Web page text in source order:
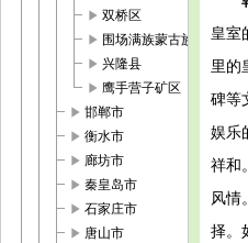
play_arrow 双桥区
play_arrow 围场满族蒙古族自治县
play_arrow 兴隆县
play_arrow 鹰手营子矿区
play_arrow 邯郸市
play_arrow 衡水市
play_arrow 廊坊市
play_arrow 秦皇岛市
play_arrow 石家庄市
play_arrow 唐山市
皇室
里的
碑等
娱乐
祥和
风情
择。